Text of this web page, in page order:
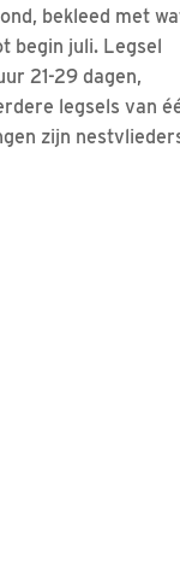
bekleed met
begin juli. Legsel
21-29 dagen,
legsels van
zijn